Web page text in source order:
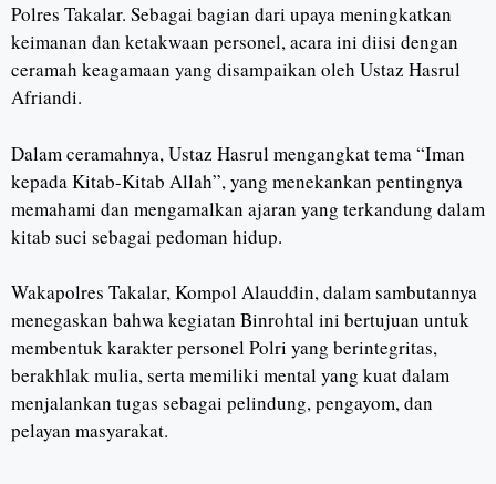
Polres Takalar. Sebagai bagian dari upaya meningkatkan
keimanan dan ketakwaan personel, acara ini diisi dengan
ceramah keagamaan yang disampaikan oleh Ustaz Hasrul
Afriandi.
Dalam ceramahnya, Ustaz Hasrul mengangkat tema “Iman
kepada Kitab-Kitab Allah”, yang menekankan pentingnya
memahami dan mengamalkan ajaran yang terkandung dalam
kitab suci sebagai pedoman hidup.
Wakapolres Takalar, Kompol Alauddin, dalam sambutannya
menegaskan bahwa kegiatan Binrohtal ini bertujuan untuk
membentuk karakter personel Polri yang berintegritas,
berakhlak mulia, serta memiliki mental yang kuat dalam
menjalankan tugas sebagai pelindung, pengayom, dan
pelayan masyarakat.